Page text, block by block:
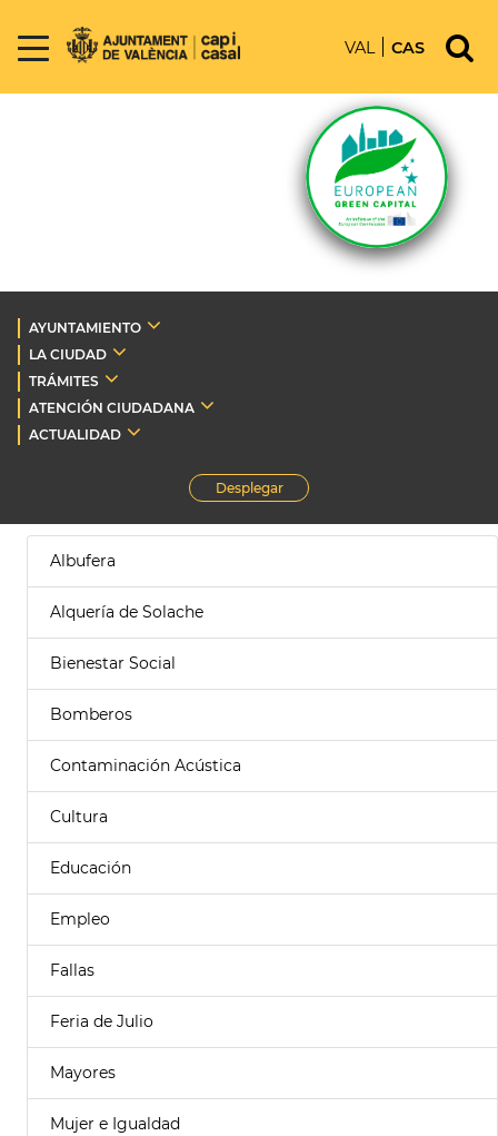
VAL CAS
AYUNTAMIENTO
LA CIUDAD
TRÁMITES
ATENCIÓN CIUDADANA
ACTUALIDAD
Desplegar
Albufera
Alquería de Solache
Bienestar Social
Bomberos
Contaminación Acústica
Cultura
Educación
Empleo
Fallas
Feria de Julio
Mayores
Mujer e Igualdad